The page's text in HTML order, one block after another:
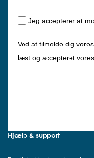
Jeg accepterer at
Ved at tilmelde dig
læst og accepteret vores
Hjælp & support